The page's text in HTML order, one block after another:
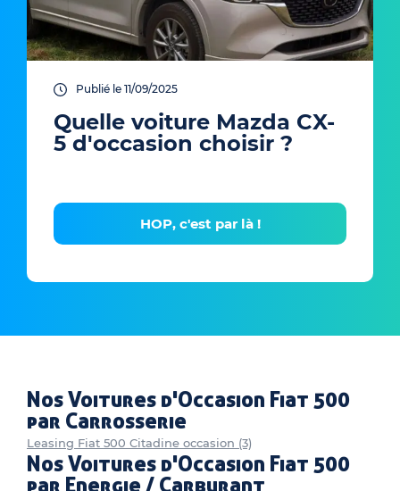
Publié le 11/09/2025
Quelle voiture Mazda CX-
5 d'occasion choisir ?
HOP, c'est par là !
Nos Voitures d'Occasion Fiat 500
par Carrosserie
Leasing Fiat 500 Citadine occasion (3)
Nos Voitures d'Occasion Fiat 500
par Energie / Carburant